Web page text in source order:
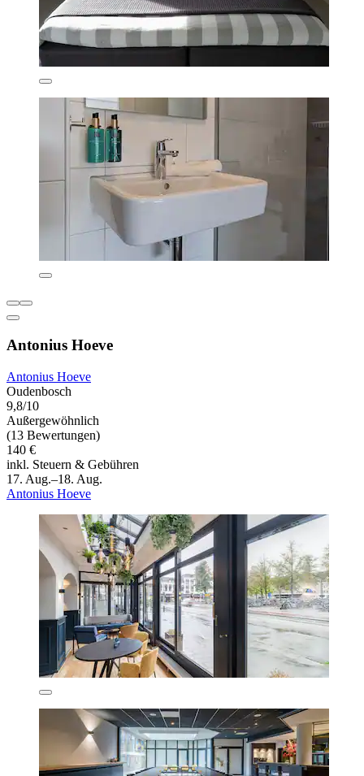
Antonius Hoeve
Antonius Hoeve
Oudenbosch
9,8/10
Außergewöhnlich
(13 Bewertungen)
140 €
inkl. Steuern & Gebühren
17. Aug.–18. Aug.
Antonius Hoeve